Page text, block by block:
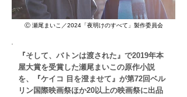
Ⓒ 瀬尾まいこ／2024「夜明けのすべて」製作委員会
『そして、バトンは渡された』で2019年本
屋大賞を受賞した瀬尾まいこの原作小説
を、『ケイコ 目を澄ませて』が第72回ベル
リン国際映画祭ほか20以上の映画祭に出品